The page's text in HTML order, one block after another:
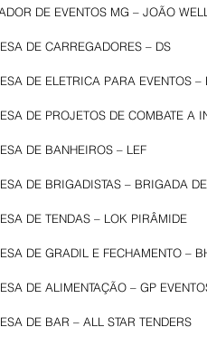
DE EVENTOS MG – JOÃO
DE CARREGADORES – DS
DE ELETRICA PARA EVENTOS –
DE PROJETOS DE COMBATE A
DE BANHEIROS – LEF
DE BRIGADISTAS – BRIGADA
DE TENDAS – LOK PIRÂMIDE
DE GRADIL E FECHAMENTO –
DE ALIMENTAÇÃO – GP
DE BAR – ALL STAR TENDERS